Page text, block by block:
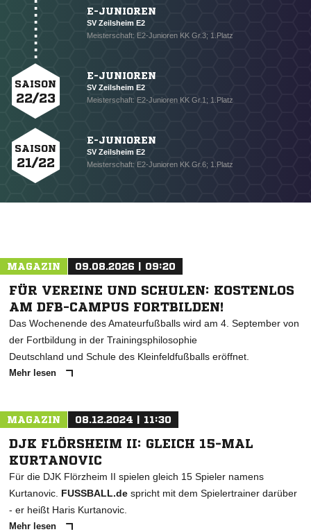
NACHRICHT SENDEN
* Pflichtfelder
E-JUNIOREN
SV Zeilsheim E2
Meisterschaft: E2-Junioren KK Gr.3; 1.Platz
SAISON
22/23
E-JUNIOREN
SV Zeilsheim E2
Meisterschaft: E2-Junioren KK Gr.1; 1.Platz
SAISON
21/22
E-JUNIOREN
SV Zeilsheim E2
Meisterschaft: E2-Junioren KK Gr.6; 1.Platz
MAGAZIN 09.08.2026 | 09:20
FÜR VEREINE UND SCHULEN: KOSTENLOS
AM DFB-CAMPUS FORTBILDEN!
Das Wochenende des Amateurfußballs wird am 4. September von
der Fortbildung in der Trainingsphilosophie
Deutschland und Schule des Kleinfeldfußballs eröffnet.
Mehr lesen
MAGAZIN 08.12.2024 | 11:30
DJK FLÖRSHEIM II: GLEICH 15-MAL
KURTANOVIC
Für die DJK Flörzheim II spielen gleich 15 Spieler namens
Kurtanovic. FUSSBALL.de spricht mit dem Spielertrainer darüber
- er heißt Haris Kurtanovic.
Mehr lesen